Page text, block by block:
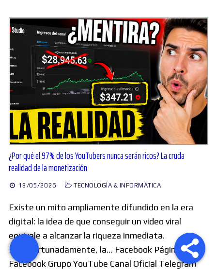
¿Por qué el 97% de los YouTubers nunca serán ricos? La cruda
realidad de la monetización
18/05/2026 TECNOLOGÍA & INFORMÁTICA
Existe un mito ampliamente difundido en la era
digital: la idea de que conseguir un video viral
equivale a alcanzar la riqueza inmediata.
Desafortunadamente, la… Facebook Página
Facebook Grupo YouTube Canal Oficial Telegram